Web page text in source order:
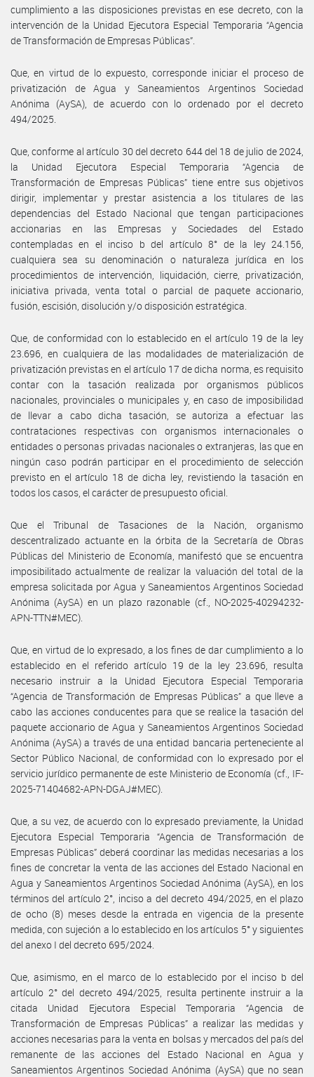
cumplimiento a las disposiciones previstas en ese decreto, con la
intervención de la Unidad Ejecutora Especial Temporaria “Agencia
de Transformación de Empresas Públicas”.
Que, en virtud de lo expuesto, corresponde iniciar el proceso de
privatización de Agua y Saneamientos Argentinos Sociedad
Anónima (AySA), de acuerdo con lo ordenado por el decreto
494/2025.
Que, conforme al artículo 30 del decreto 644 del 18 de julio de 2024,
la Unidad Ejecutora Especial Temporaria “Agencia de
Transformación de Empresas Públicas” tiene entre sus objetivos
dirigir, implementar y prestar asistencia a los titulares de las
dependencias del Estado Nacional que tengan participaciones
accionarias en las Empresas y Sociedades del Estado
contempladas en el inciso b del artículo 8° de la ley 24.156,
cualquiera sea su denominación o naturaleza jurídica en los
procedimientos de intervención, liquidación, cierre, privatización,
iniciativa privada, venta total o parcial de paquete accionario,
fusión, escisión, disolución y/o disposición estratégica.
Que, de conformidad con lo establecido en el artículo 19 de la ley
23.696, en cualquiera de las modalidades de materialización de
privatización previstas en el artículo 17 de dicha norma, es requisito
contar con la tasación realizada por organismos públicos
nacionales, provinciales o municipales y, en caso de imposibilidad
de llevar a cabo dicha tasación, se autoriza a efectuar las
contrataciones respectivas con organismos internacionales o
entidades o personas privadas nacionales o extranjeras, las que en
ningún caso podrán participar en el procedimiento de selección
previsto en el artículo 18 de dicha ley, revistiendo la tasación en
todos los casos, el carácter de presupuesto oficial.
Que el Tribunal de Tasaciones de la Nación, organismo
descentralizado actuante en la órbita de la Secretaría de Obras
Públicas del Ministerio de Economía, manifestó que se encuentra
imposibilitado actualmente de realizar la valuación del total de la
empresa solicitada por Agua y Saneamientos Argentinos Sociedad
Anónima (AySA) en un plazo razonable (cf., NO-2025-40294232-
APN-TTN#MEC).
Que, en virtud de lo expresado, a los fines de dar cumplimiento a lo
establecido en el referido artículo 19 de la ley 23.696, resulta
necesario instruir a la Unidad Ejecutora Especial Temporaria
“Agencia de Transformación de Empresas Públicas” a que lleve a
cabo las acciones conducentes para que se realice la tasación del
paquete accionario de Agua y Saneamientos Argentinos Sociedad
Anónima (AySA) a través de una entidad bancaria perteneciente al
Sector Público Nacional, de conformidad con lo expresado por el
servicio jurídico permanente de este Ministerio de Economía (cf., IF-
2025-71404682-APN-DGAJ#MEC).
Que, a su vez, de acuerdo con lo expresado previamente, la Unidad
Ejecutora Especial Temporaria “Agencia de Transformación de
Empresas Públicas” deberá coordinar las medidas necesarias a los
fines de concretar la venta de las acciones del Estado Nacional en
Agua y Saneamientos Argentinos Sociedad Anónima (AySA), en los
términos del artículo 2°, inciso a del decreto 494/2025, en el plazo
de ocho (8) meses desde la entrada en vigencia de la presente
medida, con sujeción a lo establecido en los artículos 5° y siguientes
del anexo I del decreto 695/2024.
Que, asimismo, en el marco de lo establecido por el inciso b del
artículo 2° del decreto 494/2025, resulta pertinente instruir a la
citada Unidad Ejecutora Especial Temporaria “Agencia de
Transformación de Empresas Públicas” a realizar las medidas y
acciones necesarias para la venta en bolsas y mercados del país del
remanente de las acciones del Estado Nacional en Agua y
Saneamientos Argentinos Sociedad Anónima (AySA) que no sean